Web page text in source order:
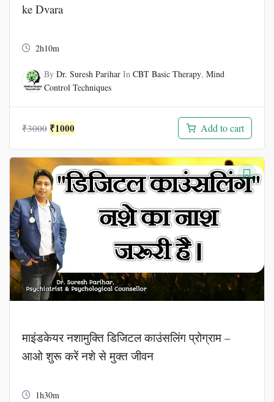
ke Dvara
2h10m
By Dr. Suresh Parihar In CBT Basic Therapy, Mind
Control Techniques
₹3000 Original
was:
₹3000.
₹1000
is:
₹1000.
Add to cart
माइंडकेयर नशामुक्ति डिजिटल काउंसलिंग प्रोग्राम –
आओ शुरू करें नशे से मुक्त जीवन
1h30m